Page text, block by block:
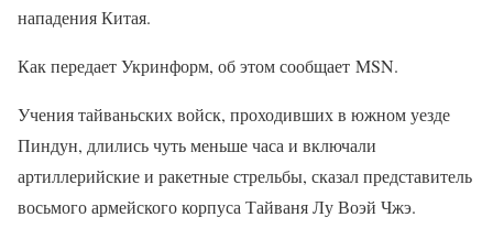
нападения Китая.
Как передает Укринформ, об этом сообщает MSN.
Учения тайваньских войск, проходивших в южном уезде
Пиндун, длились чуть меньше часа и включали
артиллерийские и ракетные стрельбы, сказал представитель
восьмого армейского корпуса Тайваня Лу Воэй Чжэ.